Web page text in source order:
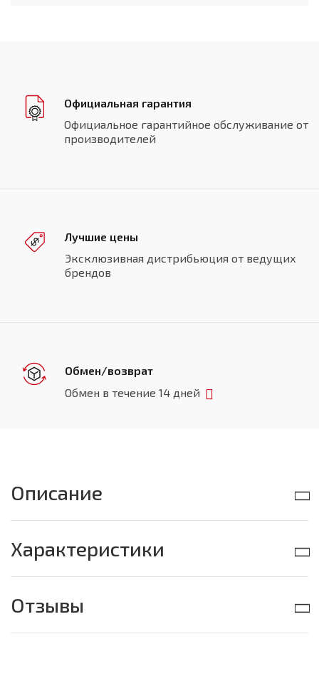
Официальная гарантия
Официальное гарантийное обслуживание от
производителей
Лучшие цены
Эксклюзивная дистрибьюция от ведущих
брендов
Обмен/возврат
Обмен в течение 14 дней
Описание
Характеристики
Отзывы